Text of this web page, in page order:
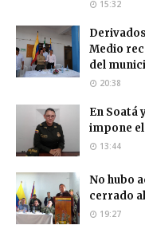
15:32
Medio
del
20:38
En Soatá
impone
13:44
No hubo
cerrado
19:27